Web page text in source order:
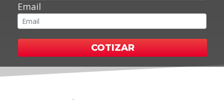
Email
COTIZAR